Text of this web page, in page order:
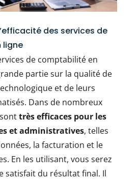
des services de
ligne
de comptabilité en
partie sur la qualité de
et de leurs
Dans de nombreux
très efficaces pour les
et administratives, telles
la facturation et le
En les utilisant, vous serez
satisfait du résultat final. Il